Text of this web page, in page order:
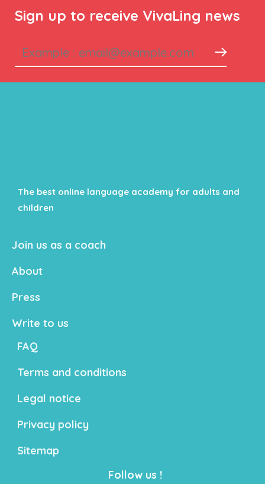
Sign up to receive VivaLing news
The best online language academy for adults and
children
Join us as a coach
About
Press
Write to us
FAQ
Terms and conditions
Legal notice
Privacy policy
Sitemap
Follow us !